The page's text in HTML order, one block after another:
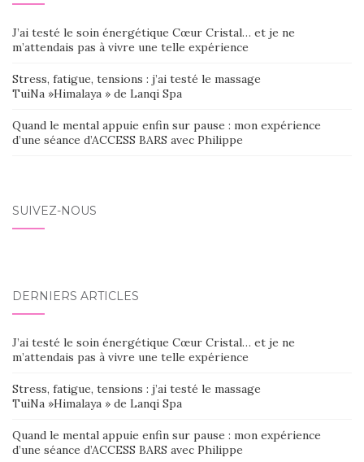
J’ai testé le soin énergétique Cœur Cristal… et je ne
m’attendais pas à vivre une telle expérience
Stress, fatigue, tensions : j’ai testé le massage
TuiNa »Himalaya » de Lanqi Spa
Quand le mental appuie enfin sur pause : mon expérience
d’une séance d’ACCESS BARS avec Philippe
SUIVEZ-NOUS
DERNIERS ARTICLES
J’ai testé le soin énergétique Cœur Cristal… et je ne
m’attendais pas à vivre une telle expérience
Stress, fatigue, tensions : j’ai testé le massage
TuiNa »Himalaya » de Lanqi Spa
Quand le mental appuie enfin sur pause : mon expérience
d’une séance d’ACCESS BARS avec Philippe